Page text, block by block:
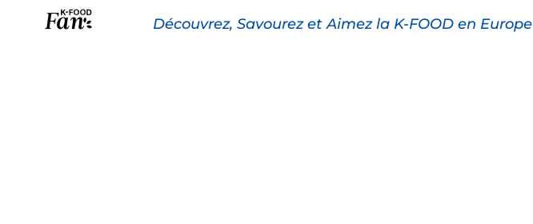
Découvrez, Savourez et Aimez la K-FOOD en Europe